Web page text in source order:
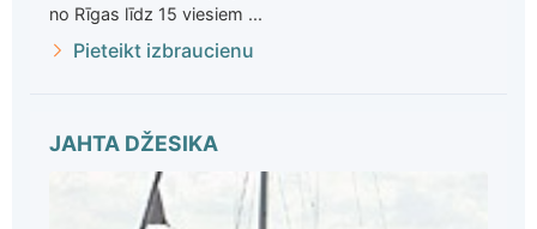
no Rīgas līdz 15 viesiem ...
Pieteikt izbraucienu
JAHTA DŽESIKA